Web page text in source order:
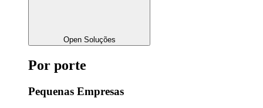
Open Soluções
Por porte
Pequenas Empresas